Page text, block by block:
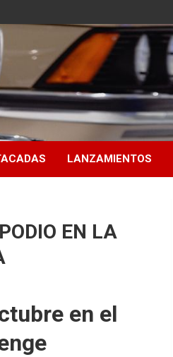
LANZAMIENTOS
EN LA
en el